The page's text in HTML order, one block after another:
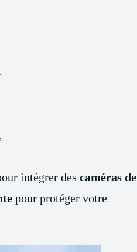
intégrer des caméras de
pour protéger votre